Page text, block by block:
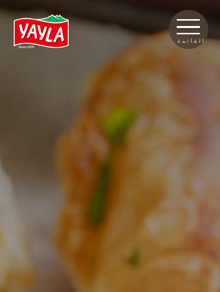
القائمة